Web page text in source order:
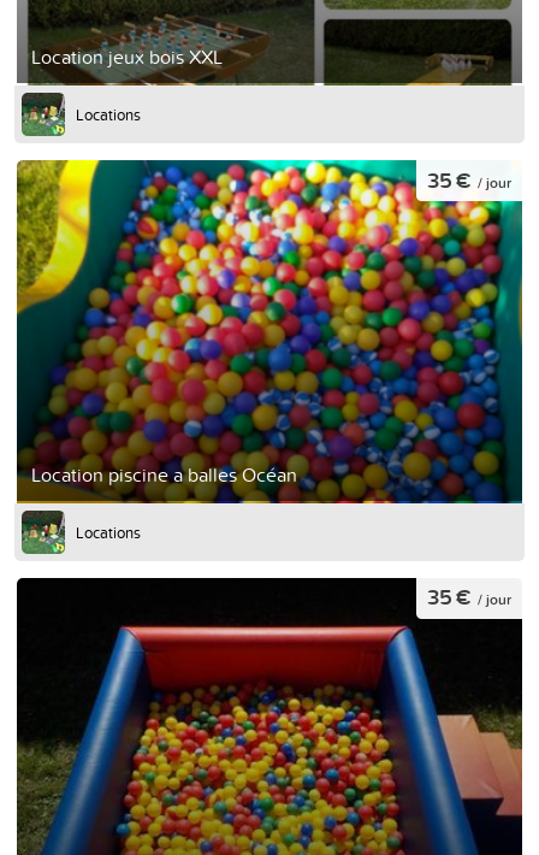
Location jeux bois XXL
Locations
Location piscine a balles Océan
35 € / jour
Locations
35 € / jour